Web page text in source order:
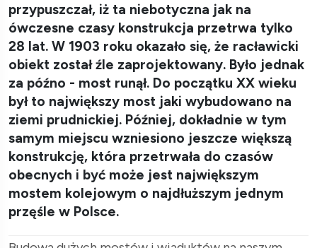
przypuszczał, iż ta niebotyczna jak na
ówczesne czasy konstrukcja przetrwa tylko
28 lat. W 1903 roku okazało się, że racławicki
obiekt został źle zaprojektowany. Było jednak
za późno - most runął. Do początku XX wieku
był to największy most jaki wybudowano na
ziemi prudnickiej. Później, dokładnie w tym
samym miejscu wzniesiono jeszcze większą
konstrukcję, która przetrwała do czasów
obecnych i być może jest największym
mostem kolejowym o najdłuższym jednym
przęśle w Polsce.